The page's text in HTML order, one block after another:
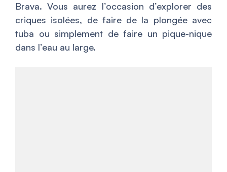
Brava. Vous aurez l’occasion d’explorer des
criques isolées, de faire de la plongée avec
tuba ou simplement de faire un pique-nique
dans l’eau au large.